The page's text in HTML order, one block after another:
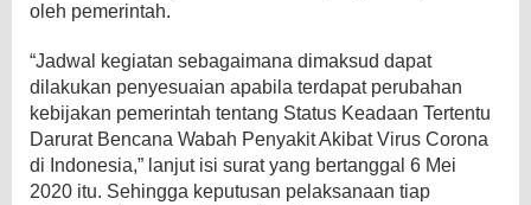
oleh pemerintah.
“Jadwal kegiatan sebagaimana dimaksud dapat
dilakukan penyesuaian apabila terdapat perubahan
kebijakan pemerintah tentang Status Keadaan Tertentu
Darurat Bencana Wabah Penyakit Akibat Virus Corona
di Indonesia,” lanjut isi surat yang bertanggal 6 Mei
2020 itu. Sehingga keputusan pelaksanaan tiap